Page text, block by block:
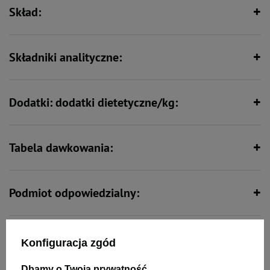
Skład:
Składniki analityczne:
Dodatki: dodatki dietetyczne/kg:
Tabela dawkowania:
Podmiot odpowiedzialny:
Opinie:
Konfiguracja zgód